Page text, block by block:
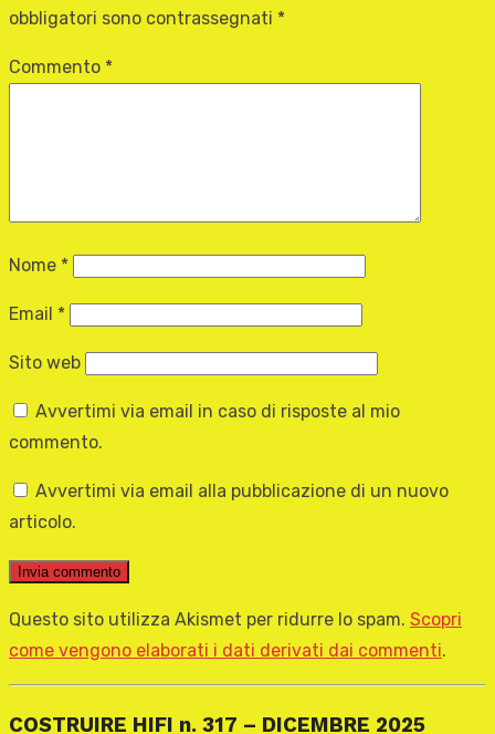
obbligatori sono contrassegnati *
Commento *
Nome *
Email *
Sito web
Avvertimi via email in caso di risposte al mio
commento.
Avvertimi via email alla pubblicazione di un nuovo
articolo.
Questo sito utilizza Akismet per ridurre lo spam. Scopri
come vengono elaborati i dati derivati dai commenti.
COSTRUIRE HIFI n. 317 – DICEMBRE 2025